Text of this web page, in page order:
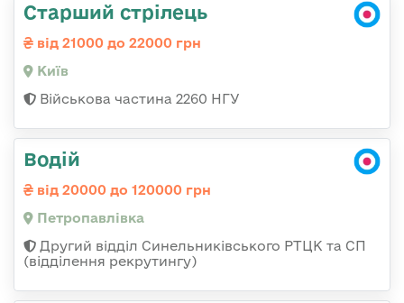
Старший стрілець
від 21000 до 22000 грн
Київ
Військова частина 2260 НГУ
Водій
від 20000 до 120000 грн
Петропавлівка
Другий відділ Синельниківського РТЦК та СП
(відділення рекрутингу)